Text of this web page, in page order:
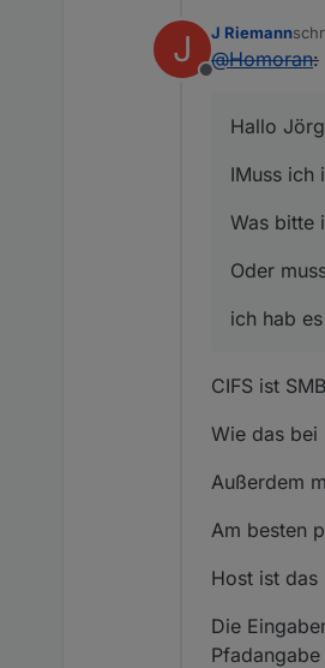
J
Offline
J Riemann
@Homoran:
Hallo
IMuss ich
Was bitte
Oder
ich hab
CIFS ist
Wie das bei
Außerdem
Am besten
Host ist das
Die